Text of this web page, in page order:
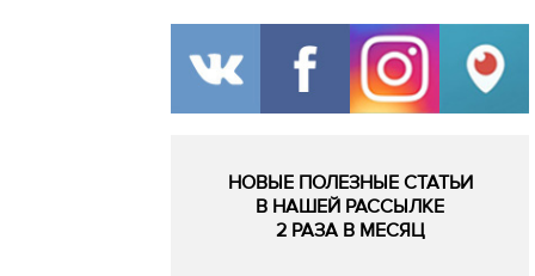
НОВЫЕ ПОЛЕЗНЫЕ СТАТЬИ
В НАШЕЙ РАССЫЛКЕ
2 РАЗА В МЕСЯЦ